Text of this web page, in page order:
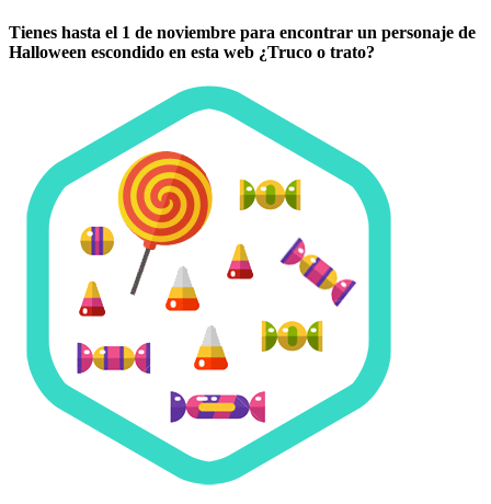
Tienes hasta el 1 de noviembre para encontrar un personaje de
Halloween escondido en esta web ¿Truco o trato?